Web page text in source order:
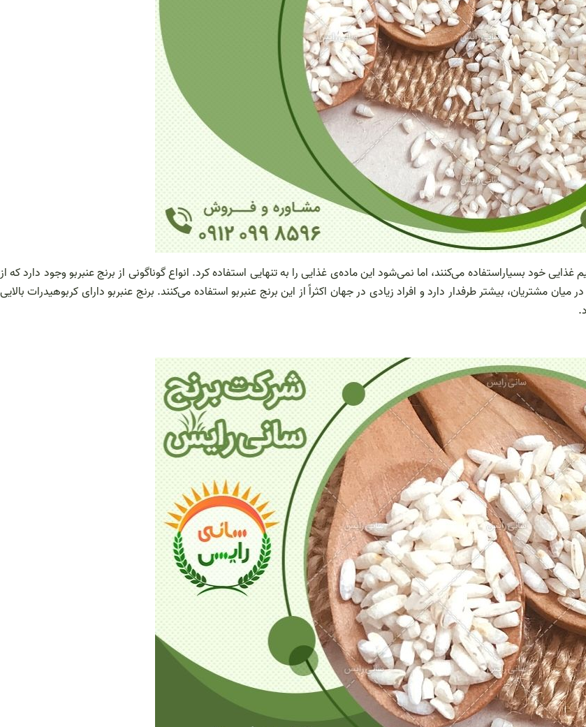
خود بسیاراستفاده می‌کنند، اما نمی‌شود این ماده‌ی غذایی را به تنهایی استفاده کرد. انواع گوناگونی از برنج عنبربو وجود دارد که از
مشتریان، بیشتر طرفدار دارد و افراد زیادی در جهان اکثراً از این برنج عنبربو استفاده می‌کنند. برنج عنبربو دارای کربوهیدرات بالایی